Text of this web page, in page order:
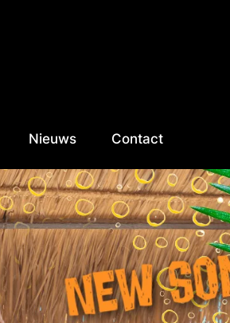
Nieuws Contact